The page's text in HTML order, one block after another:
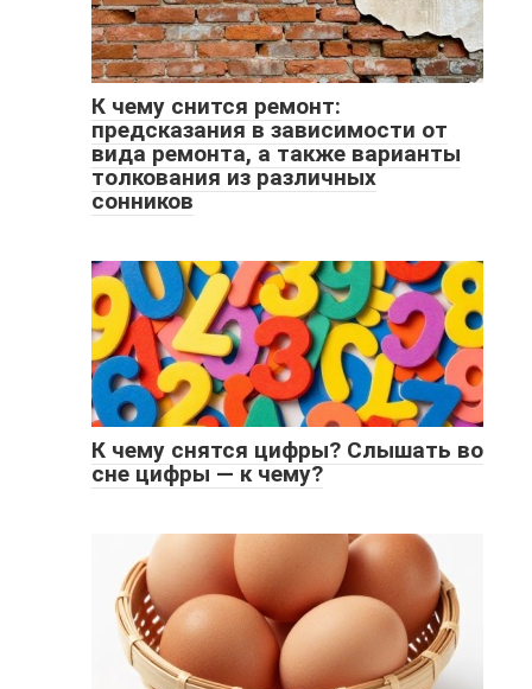
К чему снится ремонт:
предсказания в зависимости от
вида ремонта, а также варианты
толкования из различных
сонников
К чему снятся цифры? Слышать во
сне цифры — к чему?